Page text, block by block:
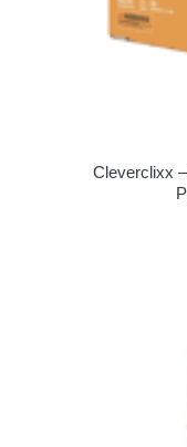
Cleverclixx